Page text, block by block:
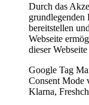
Durch das
grundlegenden
bereitstellen
Webseite
dieser
Google Tag
Consent Mode
Klarna,